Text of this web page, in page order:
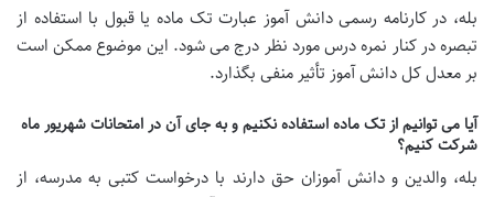
بله، در کارنامه رسمی دانش آموز عبارت تک ماده یا قبول با استفاده از
تبصره در کنار نمره درس مورد نظر درج می شود. این موضوع ممکن است
بر معدل کل دانش آموز تأثیر منفی بگذارد.
آیا می توانیم از تک ماده استفاده نکنیم و به جای آن در امتحانات شهریور ماه
شرکت کنیم؟
بله، والدین و دانش آموزان حق دارند با درخواست کتبی به مدرسه، از